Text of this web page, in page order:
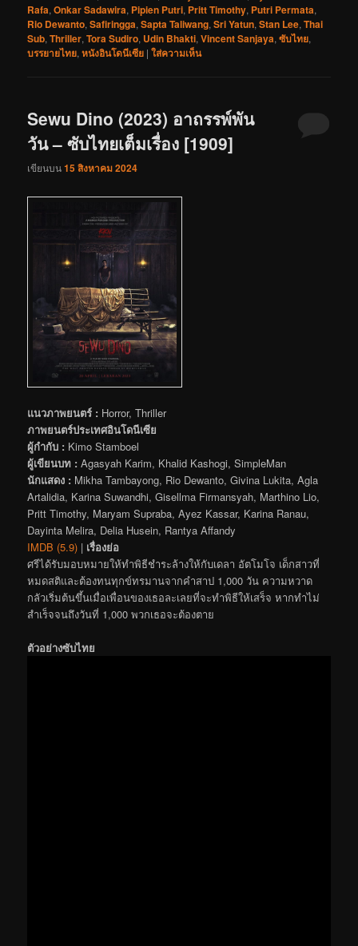
Rafa,Onkar Sadawira, Pipien Putri, Pritt Timothy, Putri Permata,
Rio Dewanto,Safiringga,Sapta Taliwang,Sri Yatun,Stan Lee,Thai
Sub,Thriller,Tora Sudiro, Udin Bhakti,Vincent Sanjaya,ซับไทย,
บรรยายไทย,หนังอินโดนีเซีย |ใส่ความเห็น
Sewu Dino (2023) อาถรรพ์พัน
วัน – ซับไทยเต็มเรื่อง [1909]
เขียนบน15 สิงหาคม 2024
แนวภาพยนตร์ : Horror, Thriller
ภาพยนตร์ประเทศอินโดนีเซีย
ผู้กำกับ : Kimo Stamboel
ผู้เขียนบท : Agasyah Karim, Khalid Kashogi, SimpleMan
นักแสดง : Mikha Tambayong, Rio Dewanto, Givina Lukita, Agla
Artalidia, Karina Suwandhi, Gisellma Firmansyah, Marthino Lio,
Pritt Timothy, Maryam Supraba, Ayez Kassar, Karina Ranau,
Dayinta Melira, Delia Husein, Rantya Affandy
IMDB (5.9) | เรื่องย่อ
ศรีได้รับมอบหมายให้ทำพิธีชำระล้างให้กับเดลา อัตโมโจ เด็กสาวที่
หมดสติและต้องทนทุกข์ทรมานจากคำสาป 1,000 วัน ความหวาด
กลัวเริ่มต้นขึ้นเมื่อเพื่อนของเธอละเลยที่จะทำพิธีให้เสร็จ หากทำไม่
สำเร็จจนถึงวันที่ 1,000 พวกเธอจะต้องตาย
ตัวอย่างซับไทย